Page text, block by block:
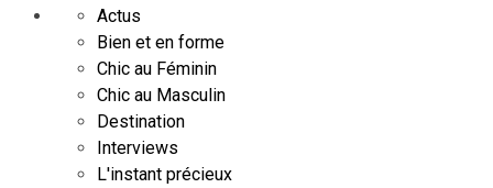
Actus
Bien et en forme
Chic au Féminin
Chic au Masculin
Destination
Interviews
L'instant précieux